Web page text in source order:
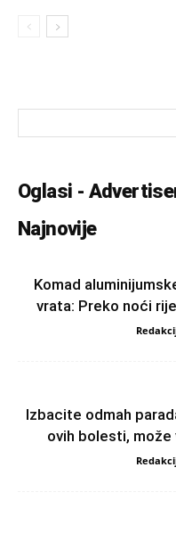
Oglasi -
Najnovije
Komad
vrata: Preko noći
Izbacite odmah
ovih bolesti,